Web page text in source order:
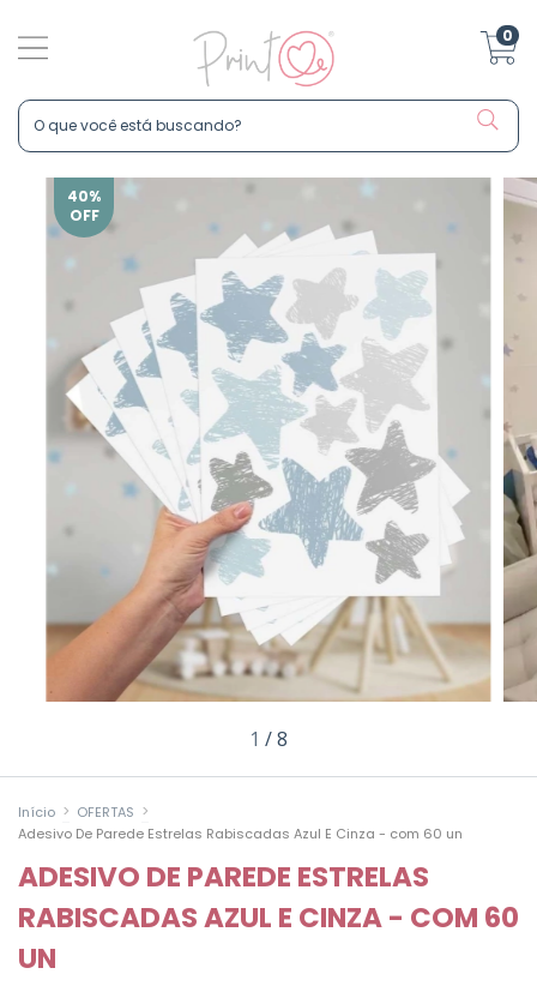
0
40%
OFF
1 /8
Início > OFERTAS >
Adesivo De Parede Estrelas Rabiscadas Azul E Cinza - com 60 un
ADESIVO DE PAREDE ESTRELAS
RABISCADAS AZUL E CINZA - COM 60
UN